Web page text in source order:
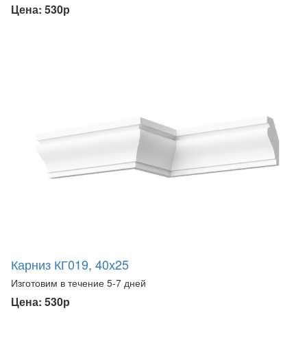
Цена: 530р
Карниз КГ019, 40х25
Изготовим в течение 5-7 дней
Цена: 530р